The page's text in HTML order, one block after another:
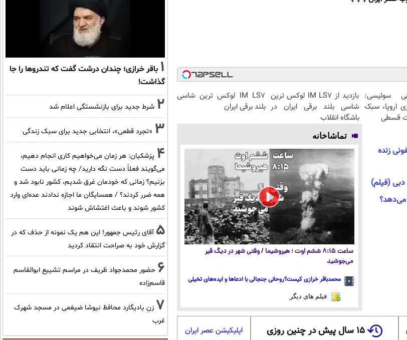
سوئیسی:
اروپا، سبک
قسطی
بازدید از IM LS7 لوکس ترین
شاسی بلند برقی ایران در
باشگاه انقلاب
IM LS7 لوکس ترین شاسی
بلند برقی ایران
زنده
دبی (فیلم)
می‌دهد؟
تماشاخانه
ساعت ۸:۱۵ ششم اوت ؛ هیروشیما / وقتی شهر در دیگ قیر
می‌جوشید
محمدباقر خرازی کیست؟روحانی جنجالی با ادعاها و ایده‌های تخیلی
فیلم های دیگر
۱۵ سال پیش در چنین روزی اپلیکیشن عصر ایران
1 باقر خرازی؛ چندان درشت گفت که تندروها را جا
گذاشت!
2 شرط جدید برای بازنشستگی اعلام شد
3 «تجرد قطعی»، انتخابی جدید برای سبک زندگی
4 پزشکیان: هر زمان می‌خواهیم کاری انجام دهیم،
می‌گویند فعلاً دست نگه دارید/ چه زمانی باید دست
بزنیم؟ زمانی که خودمان غرق شدیم، کشور نابود شد و
همه ضرر کردند؟ / همسایگان ما اجازه ندادند عده‌ای وارد
کشور شوند و باعث اغتشاش شوند
5 آقای رئیس جمهور! این هم یک نمونه از حذف که در
گزارش خود به صراحت انتقاد کردید
6 حضور محمدجواد ظریف در مراسم تشییع ابوالقاسم
قاسم‌زاده
7 زنِ بادیگارد محافظ نیوشا ضیغمی در مسجد شهرک
غرب